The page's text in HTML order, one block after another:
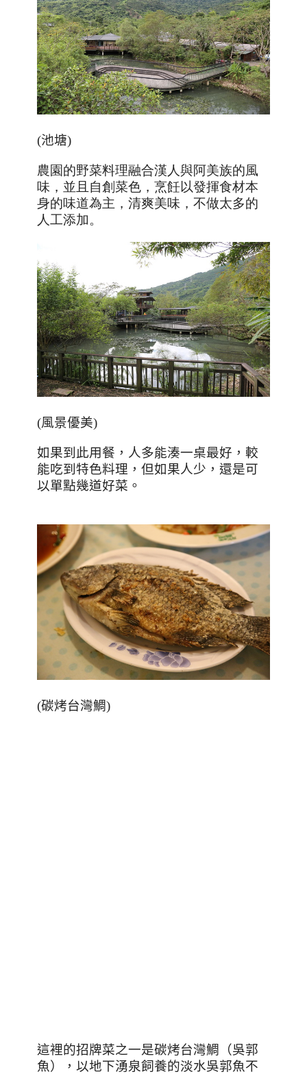
(池塘)
農園的野菜料理融合漢人與阿美族的風
味，並且自創菜色，烹飪以發揮食材本
身的味道為主，清爽美味，不做太多的
人工添加。
(風景優美)
如果到此用餐，人多能湊一桌最好，較
能吃到特色料理，但如果人少，還是可
以單點幾道好菜。
(碳烤台灣鯛)
這裡的招牌菜之一是碳烤台灣鯛（吳郭
魚），以地下湧泉飼養的淡水吳郭魚不